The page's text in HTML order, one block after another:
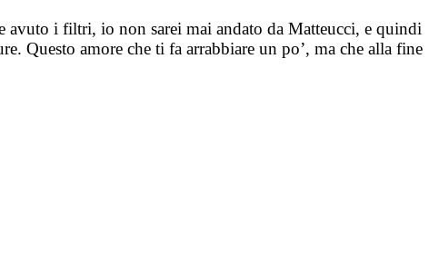
avuto i filtri, io non sarei mai andato da Matteucci, e quindi
Questo amore che ti fa arrabbiare un po’, ma che alla fine